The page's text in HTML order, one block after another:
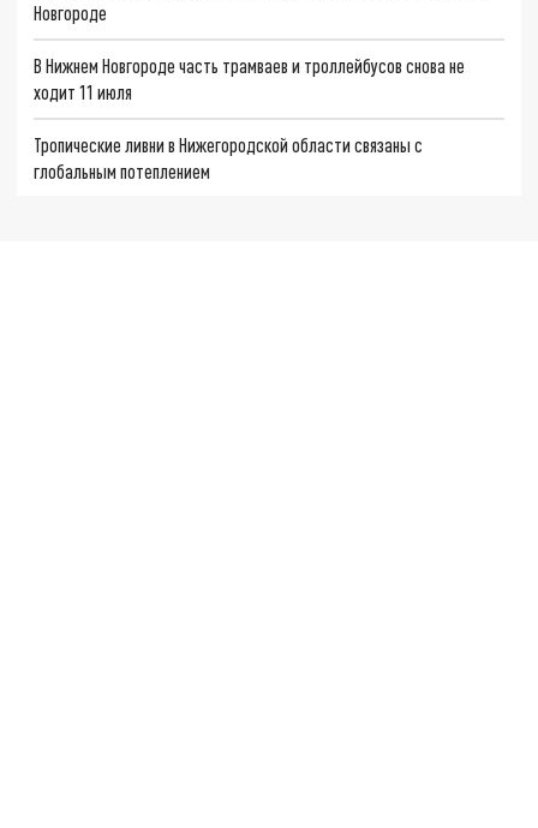
Новгороде
В Нижнем Новгороде часть трамваев и троллейбусов снова не
ходит 11 июля
Тропические ливни в Нижегородской области связаны с
глобальным потеплением